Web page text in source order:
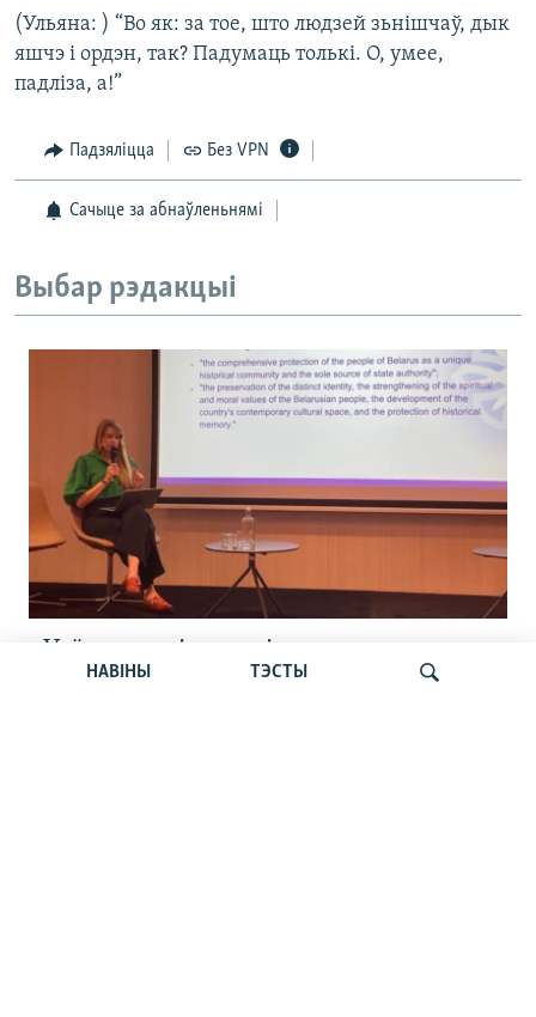
НАВІНЫ ТЭСТЫ
(Ульяна: ) “Во як: за тое, што людзей зьнішчаў, дык
яшчэ і ордэн, так? Падумаць толькі. О, умее,
падліза, а!”
Падзяліцца Без VPN
Сачыце за абнаўленьнямі
Выбар рэдакцыі
«Усё кепска і вельмі кепска».
Як прайшла дыскусія «Мова, культура,